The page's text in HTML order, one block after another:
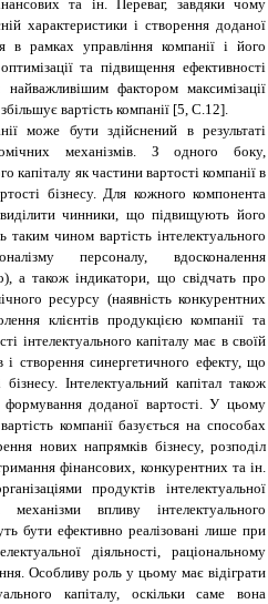
та ін. Переваг, завдяки чому
характеристики і створення доданої
в рамках управління компанії і його
та підвищення ефективності
найважливішим фактором максимізації
вартість компанії [5, C.12].
може бути здійснений в результаті
механізмів. З одного боку,
капіталу як частини вартості компанії в
бізнесу. Для кожного компонента
виділити чинники, що підвищують його
таким чином вартість інтелектуального
персоналу, вдосконалення
а також індикатори, що свідчать про
ресурсу (наявність конкурентних
клієнтів продукцією компанії та
інтелектуального капіталу має в своїй
і створення синергетичного ефекту, що
Інтелектуальний капітал також
доданої вартості. У цьому
компанії базується на способах
нових напрямків бізнесу, розподіл
фінансових, конкурентних та ін.
продуктів інтелектуальної
механізми впливу інтелектуального
бути ефективно реалізовані лише при
діяльності, раціональному
Особливу роль у цьому має відіграти
капіталу, оскільки саме вона